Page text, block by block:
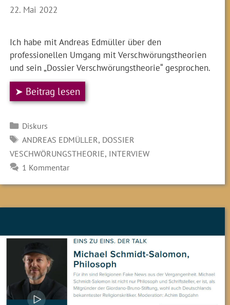
22. Mai 2022
Ich habe mit Andreas Edmüller über den
professionellen Umgang mit Verschwörungstheorien
und sein „Dossier Verschwörungstheorie“ gesprochen.
➤ Beitrag lesen
Kategorien
Diskurs
SCHLAGWÖRTER
ANDREAS EDMÜLLER, DOSSIER
VESCHWÖRUNGSTHEORIE, INTERVIEW
1 Kommentar